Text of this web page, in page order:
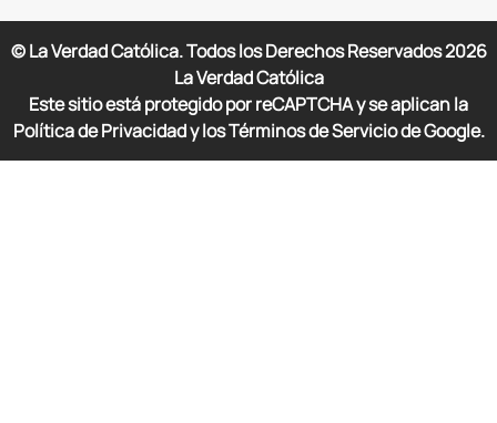
© La Verdad Católica. Todos los Derechos Reservados2026
La Verdad Católica
Este sitio está protegido por reCAPTCHA y se aplican la
Política de Privacidad y los Términos de Servicio de Google.